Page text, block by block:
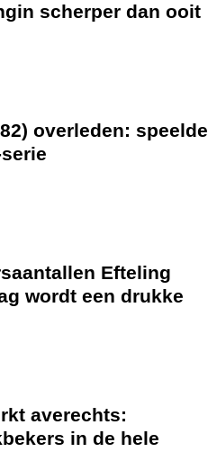
scherper dan ooit
overleden: speelde
Efteling
wordt een drukke
averechts:
in de hele